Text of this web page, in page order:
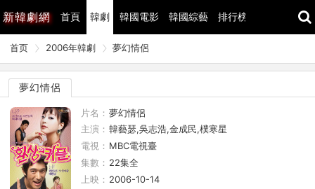
新韓劇網 首頁 韓劇 韓國電影 韓國綜藝 排行榜
首页 2006年韓劇 夢幻情侶
夢幻情侶
片名： 夢幻情侶
主演： 韓藝瑟,吳志浩,金成民,樸寒星
電視： MBC電視臺
集數： 22集全
上映： 2006-10-14